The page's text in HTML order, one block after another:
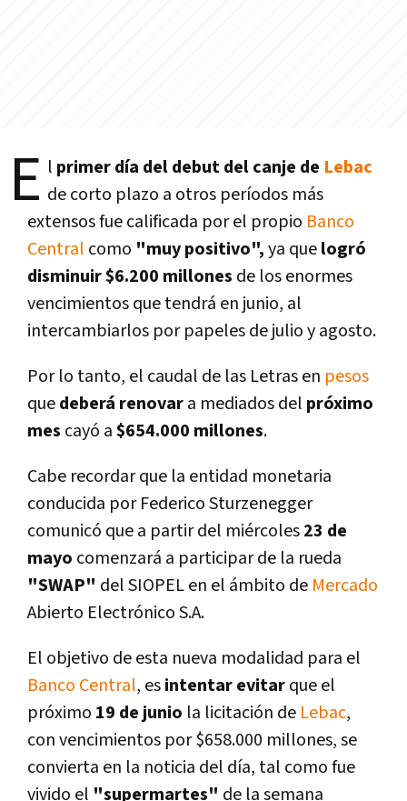
E l primer dí­a del debut del canje de Lebac
de corto plazo a otros perí­odos más
extensos fue calificada por el propio Banco
Central como "muy positivo",ya quelogró
disminuir $6.200 millones de los enormes
vencimientos que tendrá en junio, al
intercambiarlos por papeles de julio y agosto.
Por lo tanto, el caudal de las Letras en pesos
quedeberá renovara mediados del próximo
mes cayó a$654.000 millones.
Cabe recordar que la entidad monetaria
conducida por Federico Sturzenegger
comunicó que a partir del miércoles23 de
mayo comenzará a participar de la rueda
"SWAP" del SIOPEL en el ámbito de Mercado
Abierto Electrónico S.A.
El objetivo de esta nueva modalidad para el
Banco Central, esintentar evitarque el
próximo 19 de junio la licitación de Lebac,
con vencimientos por $658.000 millones, se
convierta en la noticia del dí­a, tal como fue
vivido el "supermartes" de la semana